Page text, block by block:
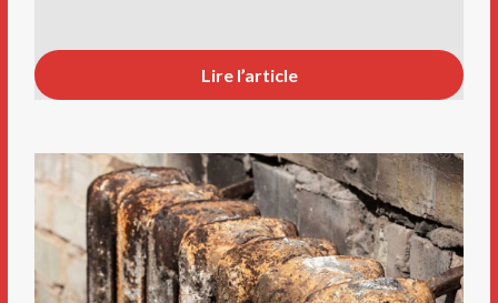
Lire l’article